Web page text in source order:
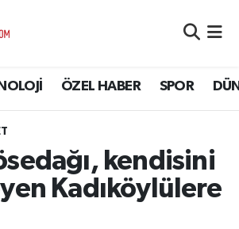
ÖZEL HABER SPOR
kendisini
Kadıköylülere
Durumu ve Fikstür